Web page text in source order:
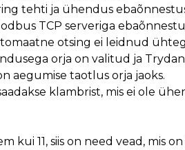
tehti ja ühendus
TCP serveriga
otsing ei leidnud
orja on valitud ja
aegumise taotlus orja jaoks.
klambrist, mis ei ole
kui 11, siis on need vead, mis